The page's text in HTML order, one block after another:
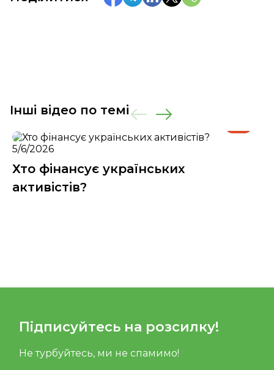
Інші відео по темі
5/6/2026
Хто фінансує українських
активістів?
Підписуйтесь на розсилку!
Не турбуйтесь, ми не спамимо!